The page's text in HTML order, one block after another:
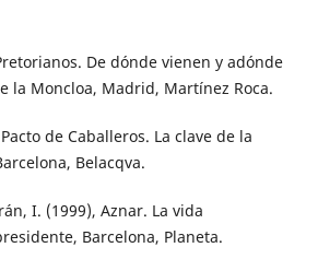
De dónde vienen y adónde
la Moncloa, Madrid, Martínez Roca.
de Caballeros. La clave de la
Belacqva.
I. (1999), Aznar. La vida
Barcelona, Planeta.